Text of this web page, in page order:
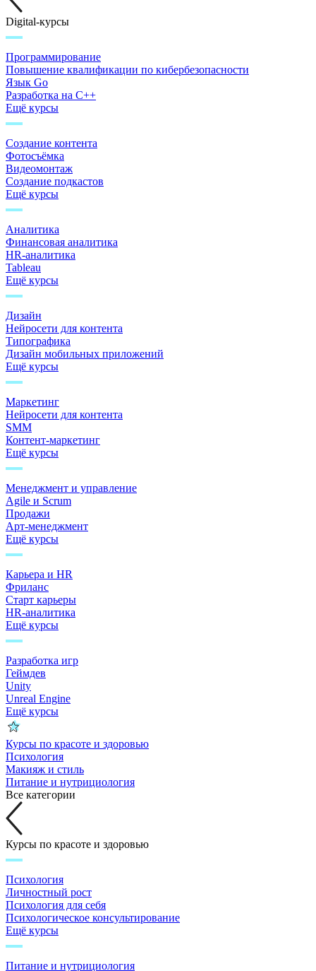
Digital-курсы
Программирование
Повышение квалификации по кибербезопасности
Язык Go
Разработка на C++
Ещё курсы
Создание контента
Фотосъёмка
Видеомонтаж
Создание подкастов
Ещё курсы
Аналитика
Финансовая аналитика
HR-аналитика
Tableau
Ещё курсы
Дизайн
Нейросети для контента
Типографика
Дизайн мобильных приложений
Ещё курсы
Маркетинг
Нейросети для контента
SMM
Контент-маркетинг
Ещё курсы
Менеджмент и управление
Agile и Scrum
Продажи
Арт-менеджмент
Ещё курсы
Карьера и HR
Фриланс
Старт карьеры
HR-аналитика
Ещё курсы
Разработка игр
Геймдев
Unity
Unreal Engine
Ещё курсы
Курсы по красоте и здоровью
Психология
Макияж и стиль
Питание и нутрициология
Все категории
Курсы по красоте и здоровью
Психология
Личностный рост
Психология для себя
Психологическое консультирование
Ещё курсы
Питание и нутрициология